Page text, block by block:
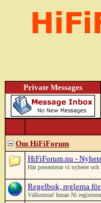
Private Messages
Om HiFiForum
HiFiForum.nu -
Här presenterar vi nyheter
Regelbok, reglerna
Välkomna! Innan Ni